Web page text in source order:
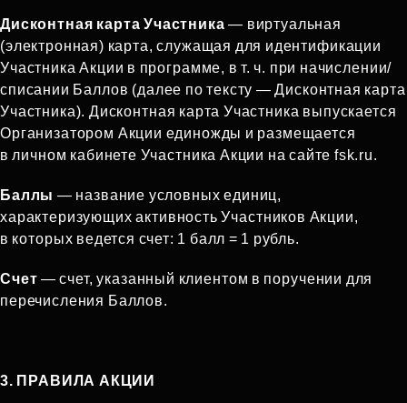
Дисконтная карта Участника — виртуальная
(электронная) карта, служащая для идентификации
Участника Акции в программе, в т. ч. при начислении/
списании Баллов (далее по тексту — Дисконтная карта
Участника). Дисконтная карта Участника выпускается
Организатором Акции единожды и размещается
в личном кабинете Участника Акции на сайте fsk.ru.
Баллы — название условных единиц,
характеризующих активность Участников Акции,
в которых ведется счет: 1 балл = 1 рубль.
Счет — счет, указанный клиентом в поручении для
перечисления Баллов.
3. ПРАВИЛА АКЦИИ